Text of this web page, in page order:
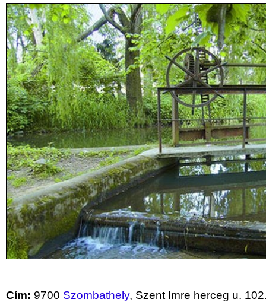
Cím: 9700 Szombathely, Szent Imre herceg u.